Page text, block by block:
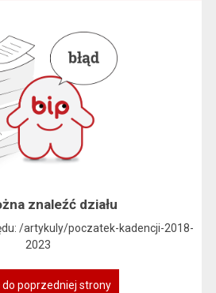
znaleźć działu
/artykuly/poczatek-kadencji-2018-
2023
do poprzedniej strony